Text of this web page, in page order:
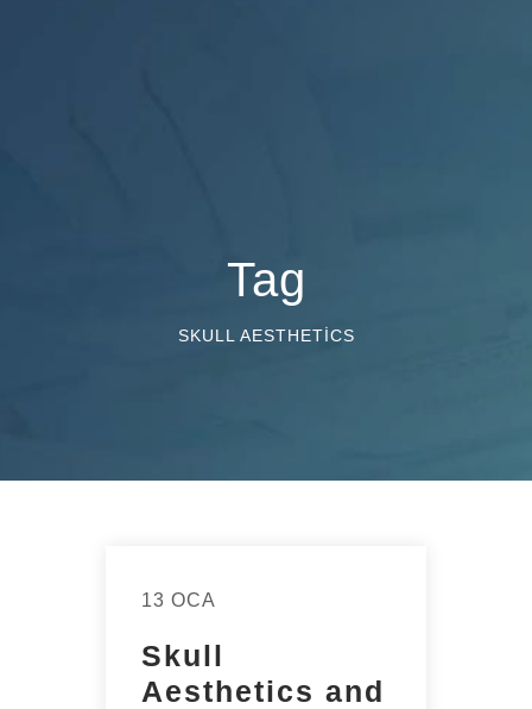
Tag
SKULL AESTHETICS
13 OCA
Skull
Aesthetics and